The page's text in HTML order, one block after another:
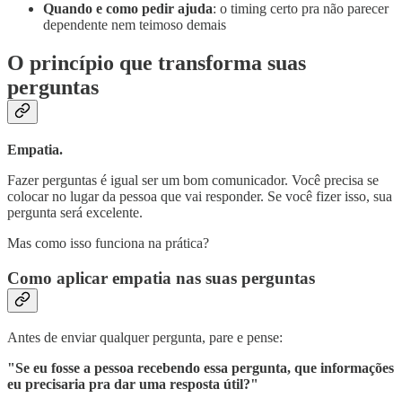
Quando e como pedir ajuda: o timing certo pra não parecer
dependente nem teimoso demais
O princípio que transforma suas
perguntas
Empatia.
Fazer perguntas é igual ser um bom comunicador. Você precisa se
colocar no lugar da pessoa que vai responder. Se você fizer isso, sua
pergunta será excelente.
Mas como isso funciona na prática?
Como aplicar empatia nas suas perguntas
Antes de enviar qualquer pergunta, pare e pense:
"Se eu fosse a pessoa recebendo essa pergunta, que informações
eu precisaria pra dar uma resposta útil?"